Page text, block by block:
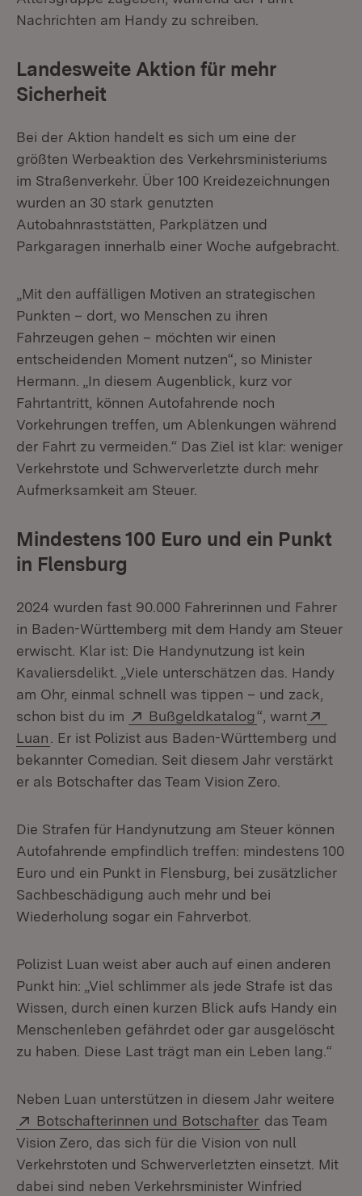
Nachrichten am Handy zu schreiben.
Landesweite Aktion für mehr
Sicherheit
Bei der Aktion handelt es sich um eine der
größten Werbeaktion des Verkehrsministeriums
im Straßenverkehr. Über 100 Kreidezeichnungen
wurden an 30 stark genutzten
Autobahnraststätten, Parkplätzen und
Parkgaragen innerhalb einer Woche aufgebracht.
„Mit den auffälligen Motiven an strategischen
Punkten – dort, wo Menschen zu ihren
Fahrzeugen gehen – möchten wir einen
entscheidenden Moment nutzen“, so Minister
Hermann. „In diesem Augenblick, kurz vor
Fahrtantritt, können Autofahrende noch
Vorkehrungen treffen, um Ablenkungen während
der Fahrt zu vermeiden.“ Das Ziel ist klar: weniger
Verkehrstote und Schwerverletzte durch mehr
Aufmerksamkeit am Steuer.
Mindestens 100 Euro und ein Punkt
in Flensburg
2024 wurden fast 90.000 Fahrerinnen und Fahrer
in Baden-Württemberg mit dem Handy am Steuer
erwischt. Klar ist: Die Handynutzung ist kein
Kavaliersdelikt. „Viele unterschätzen das. Handy
am Ohr, einmal schnell was tippen – und zack,
schon bist du im
Extern:
Bußgeldkatalog(Öffnet in
“, warnt
Luan (Öffnet in neuem Fenster)
. Er ist Polizist aus Baden-Württemberg und
bekannter Comedian. Seit diesem Jahr verstärkt
er als Botschafter das Team Vision Zero.
Die Strafen für Handynutzung am Steuer können
Autofahrende empfindlich treffen: mindestens 100
Euro und ein Punkt in Flensburg, bei zusätzlicher
Sachbeschädigung auch mehr und bei
Wiederholung sogar ein Fahrverbot.
Polizist Luan weist aber auch auf einen anderen
Punkt hin: „Viel schlimmer als jede Strafe ist das
Wissen, durch einen kurzen Blick aufs Handy ein
Menschenleben gefährdet oder gar ausgelöscht
zu haben. Diese Last trägt man ein Leben lang.“
Neben Luan unterstützen in diesem Jahr weitere
Extern:
Botschafterinnen und Botschafter (Öffnet in
das Team
Vision Zero, das sich für die Vision von null
Verkehrstoten und Schwerverletzten einsetzt. Mit
dabei sind neben Verkehrsminister Winfried